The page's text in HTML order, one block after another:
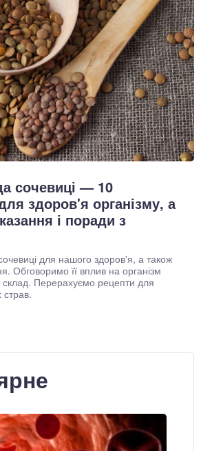
сочевиці — 10
здоров'я організму, а
і поради з
для нашого здоров'я, а також
Обговоримо її вплив на організм
склад. Перерахуємо рецепти для